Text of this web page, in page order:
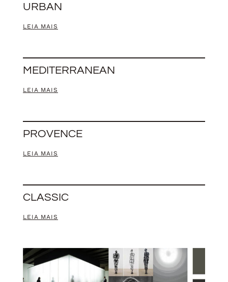
URBAN
LEIA MAIS
MEDITERRANEAN
LEIA MAIS
PROVENCE
LEIA MAIS
CLASSIC
LEIA MAIS